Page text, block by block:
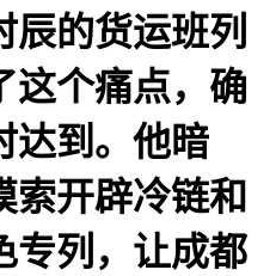
辰的货运班列
这个痛点，确
达到。他暗
索开辟冷链和
专列，让成都